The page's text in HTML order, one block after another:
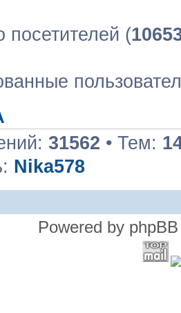
посетителей (
31562 • Тем:
Nika578
Powered by